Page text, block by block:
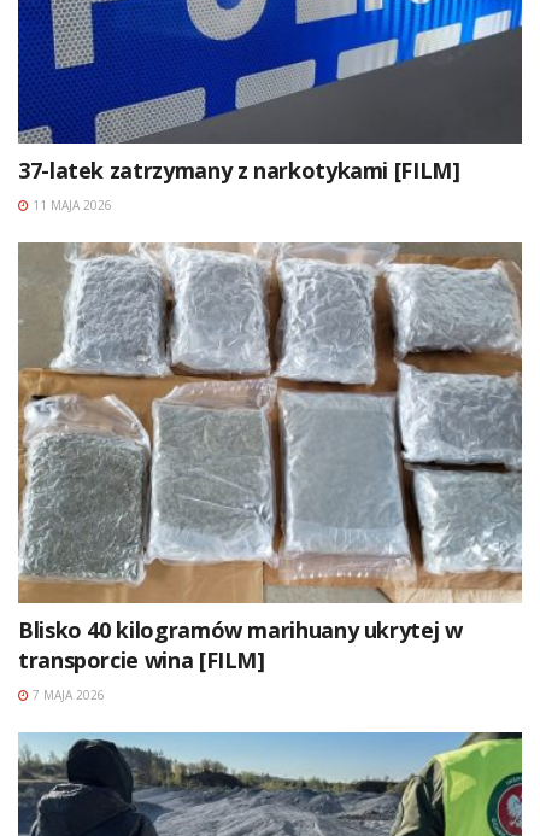
37-latek zatrzymany z narkotykami [FILM]
11 MAJA 2026
Blisko 40 kilogramów marihuany ukrytej w
transporcie wina [FILM]
7 MAJA 2026